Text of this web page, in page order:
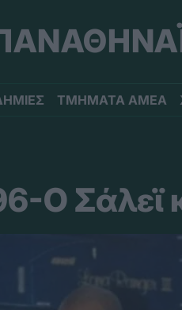
ΤΜΗΜΑΤΑ ΑΜΕΑ
Ο Σάλεϊ